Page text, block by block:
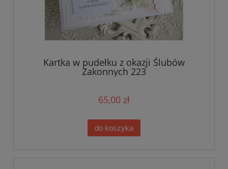
Kartka w pudełku z okazji Ślubów
Zakonnych 223
65,00 zł
do koszyka